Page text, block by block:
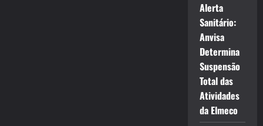
Alerta
Sanitário:
Anvisa
Determina
Suspensão
Total das
Atividades
da Elmeco